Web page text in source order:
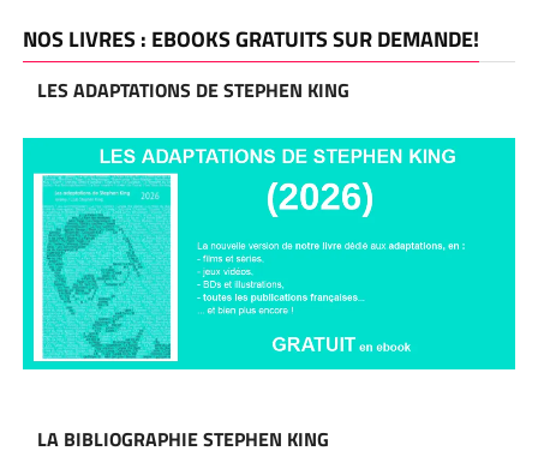
NOS LIVRES : EBOOKS GRATUITS SUR DEMANDE!
LES ADAPTATIONS DE STEPHEN KING
LA BIBLIOGRAPHIE STEPHEN KING